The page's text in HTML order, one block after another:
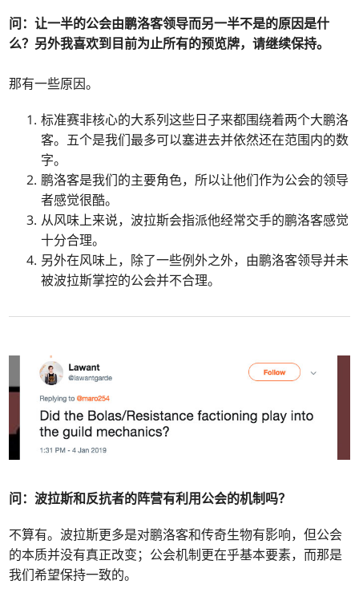
问：让一半的公会由鹏洛客领导而另一半不是的原因是什
么？另外我喜欢到目前为止所有的预览牌，请继续保持。
那有一些原因。
标准赛非核心的大系列这些日子来都围绕着两个大鹏洛
客。五个是我们最多可以塞进去并依然还在范围内的数
字。
鹏洛客是我们的主要角色，所以让他们作为公会的领导
者感觉很酷。
从风味上来说，波拉斯会指派他经常交手的鹏洛客感觉
十分合理。
另外在风味上，除了一些例外之外，由鹏洛客领导并未
被波拉斯掌控的公会并不合理。
问：波拉斯和反抗者的阵营有利用公会的机制吗？
不算有。波拉斯更多是对鹏洛客和传奇生物有影响，但公会
的本质并没有真正改变；公会机制更在乎基本要素，而那是
我们希望保持一致的。